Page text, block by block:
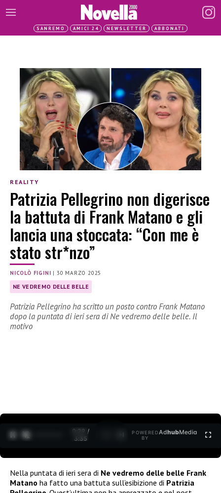
SANREMO AMICI 24 NEWSLETTER ABBONATI
REALITY
Patrizia Pellegrino non digerisce
la battuta di Frank Matano e gli
lancia una stoccata: “Con me è
stato str*nzo”
NICOLÒ FIGINI | 30 MARZO 2025
NE VEDREMO DELLE BELLE
Patrizia Pellegrino ha scritto un posto contro Frank Matano
dopo la puntata di ieri sera di Ne vedremo delle belle. Il
motivo
0:30 /
3:35
POWERED
BY
AdhubMedia
Nella puntata di ieri sera di Ne vedremo delle belle Frank
Matano ha fatto una battuta sull’esibizione di Patrizia